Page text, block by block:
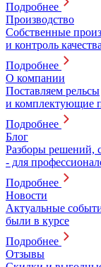
Подробнее
Производство
Собственные
и контроль качества
Подробнее
О компании
Поставляем рельсы
и комплектующие
Подробнее
Блог
Разборы решений,
- для
Подробнее
Новости
Актуальные
были в курсе
Подробнее
Отзывы